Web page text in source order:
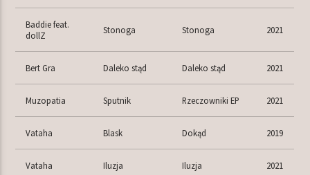
Radio Orbit
Baddie feat.
dollZ
Stonoga Stonoga 2021
Bert Gra Daleko stąd Daleko stąd 2021
Muzopatia Sputnik Rzeczowniki EP 2021
Vataha Blask Dokąd 2019
Vataha Iluzja Iluzja 2021